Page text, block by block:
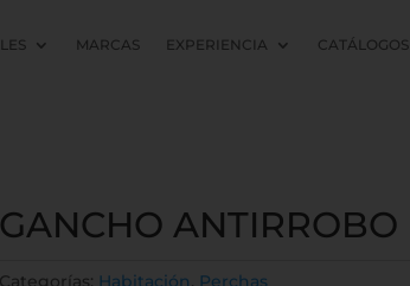
MARCAS EXPERIENCIA CATÁLOGOS
GANCHO ANTIRROBO
Categorías: Habitación, Perchas